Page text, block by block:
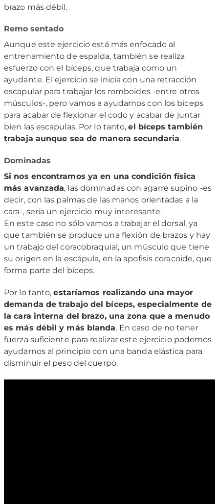
brazo más débil.
Remo sentado
Aunque este ejercicio está más enfocado al
entrenamiento de espalda, también se realiza
esfuerzo con el bíceps, que trabaja como un
ayudante. El ejercicio se inicia con una retracción
escapular para trabajar los romboides -entre otros
músculos-, pero vamos a ayudarnos con los bíceps
para acabar de flexionar el codo y acabar de juntar
bien las escapulas. Por lo tanto,el bíceps también
trabaja aunque sea de manera secundaria.
Dominadas
Si nos encontramos ya en una condición física
más avanzada, las dominadas con agarre supino -es
decir, con las palmas de las manos orientadas a la
cara-, sería un ejercicio muy interesante.
En este caso no sólo vamos a trabajar el dorsal, ya
que también se produce una flexión de brazos y hay
un trabajo del coracobraquial, un músculo que tiene
su origen en la escápula, en la apofisis coracoide, que
forma parte del bíceps.
Por lo tanto,estaríamos realizando una mayor
demanda de trabajo del bíceps, especialmente de
la cara interna del brazo, una zona que a menudo
es más débil y más blanda. En caso de no tener
fuerza suficiente para realizar este ejercicio podemos
ayudarnos al principio con una banda elástica para
disminuir el peso del cuerpo.